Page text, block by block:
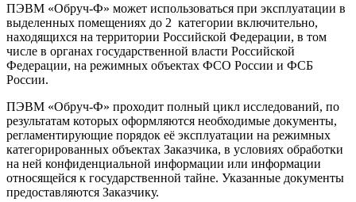
ПЭВМ «Обруч-Ф» может использоваться при эксплуатации в
выделенных помещениях до 2 категории включительно,
находящихся на территории Российской Федерации, в том
числе в органах государственной власти Российской
Федерации, на режимных объектах ФСО России и ФСБ
России.
ПЭВМ «Обруч-Ф» проходит полный цикл исследований, по
результатам которых оформляются необходимые документы,
регламентирующие порядок её эксплуатации на режимных
категорированных объектах Заказчика, в условиях обработки
на ней конфиденциальной информации или информации
относящейся к государственной тайне. Указанные документы
предоставляются Заказчику.